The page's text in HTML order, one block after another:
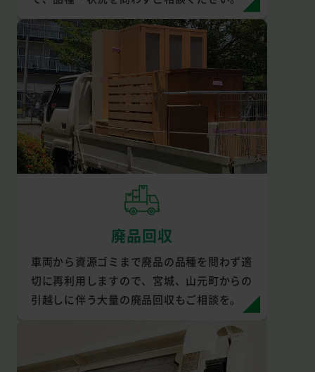
廃品回収
車両から資源ゴミまで廃品の品種を問わず適
切に再利用しますので、宮城、山元町からの
引越しに伴う大量の廃品回収もご相談を。